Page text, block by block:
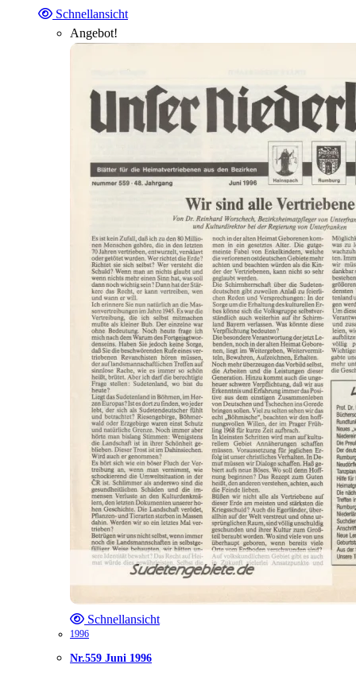
Schnellansicht
Angebot!
Schnellansicht
1996
Nr.559 Juni 1996